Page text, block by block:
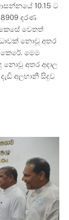
10.15 ට
දරණ
වෙතත්
නොවූ අතර
කෙරේ. මෙම
අතර අදාල
අලභානී සිදුව